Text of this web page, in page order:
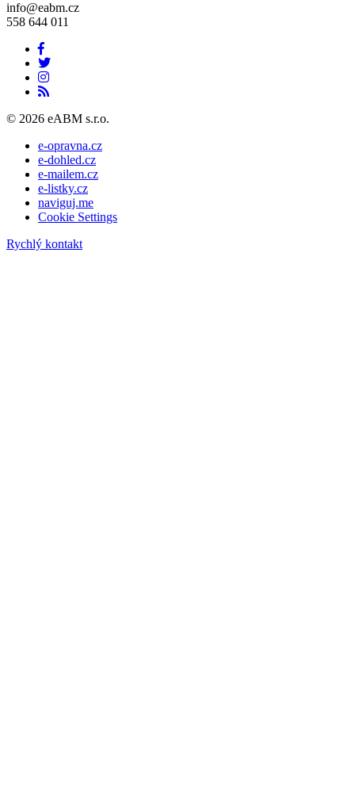
info@eabm.cz
558 644 011
© 2026 eABM s.r.o.
e-opravna.cz
e-dohled.cz
e-mailem.cz
e-listky.cz
naviguj.me
Cookie Settings
Rychlý kontakt